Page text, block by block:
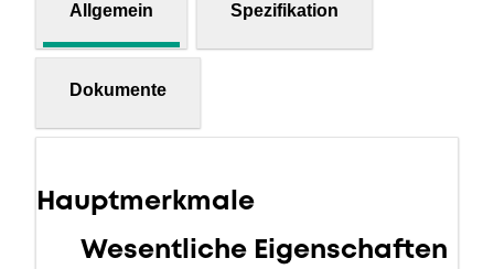
Allgemein Spezifikation
Dokumente
Hauptmerkmale
Wesentliche Eigenschaften